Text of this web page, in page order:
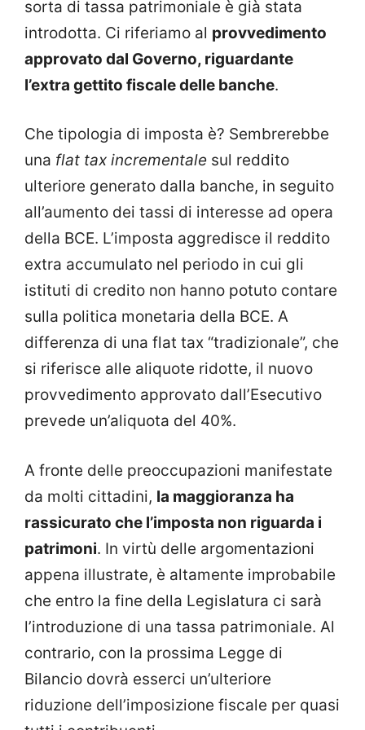
sorta di tassa patrimoniale è già stata
introdotta. Ci riferiamo al provvedimento
approvato dal Governo, riguardante
l’extra gettito fiscale delle banche.
Che tipologia di imposta è? Sembrerebbe
una flat tax incrementale sul reddito
ulteriore generato dalla banche, in seguito
all’aumento dei tassi di interesse ad opera
della BCE. L’imposta aggredisce il reddito
extra accumulato nel periodo in cui gli
istituti di credito non hanno potuto contare
sulla politica monetaria della BCE. A
differenza di una flat tax “tradizionale”, che
si riferisce alle aliquote ridotte, il nuovo
provvedimento approvato dall’Esecutivo
prevede un’aliquota del 40%.
A fronte delle preoccupazioni manifestate
da molti cittadini, la maggioranza ha
rassicurato che l’imposta non riguarda i
patrimoni. In virtù delle argomentazioni
appena illustrate, è altamente improbabile
che entro la fine della Legislatura ci sarà
l’introduzione di una tassa patrimoniale. Al
contrario, con la prossima Legge di
Bilancio dovrà esserci un’ulteriore
riduzione dell’imposizione fiscale per quasi